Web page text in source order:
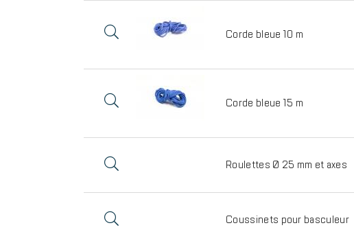
Corde bleue 10 m
Corde bleue 15 m
Roulettes Ø 25 mm et axes
Coussinets pour basculeur